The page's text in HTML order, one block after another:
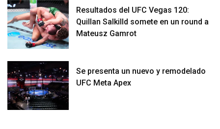
Resultados del UFC Vegas 120:
Quillan Salkilld somete en un round a
Mateusz Gamrot
Se presenta un nuevo y remodelado
UFC Meta Apex